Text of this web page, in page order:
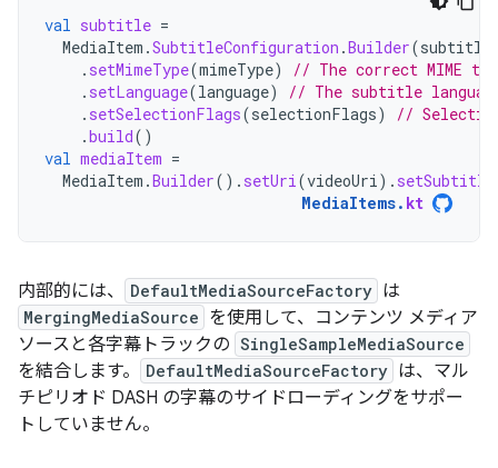
val subtitle =
MediaItem .SubtitleConfiguration .Builder(
. setMimeType(mimeType)
// The correct MIME
. setLanguage(language)
// The subtitle
. setSelectionFlags(selectionFlags)
//
.build()
val mediaItem =
MediaItem .Builder(). setUri(videoUri).
MediaItems. kt
内部的には、 DefaultMediaSourceFactory は
MergingMediaSource を使用して、コンテンツ メディア
ソースと各字幕トラックの SingleSampleMediaSource
を結合します。 DefaultMediaSourceFactory は、マル
チピリオド DASH の字幕のサイドローディングをサポー
トしていません。